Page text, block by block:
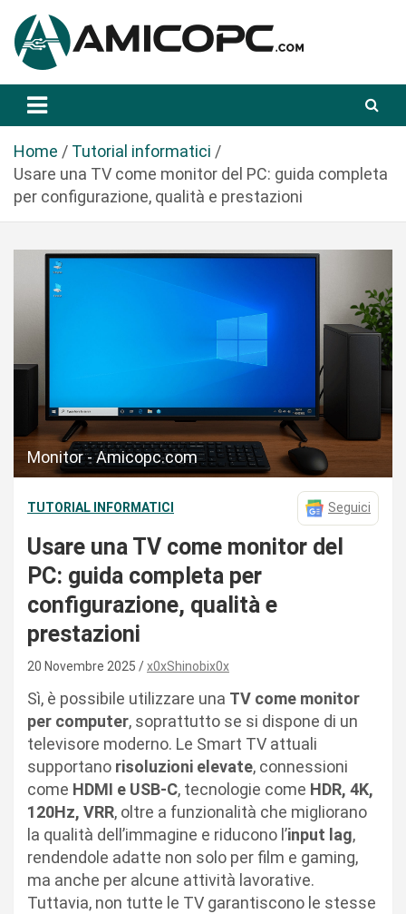
a
Amicopc.com
Home
Tutorial informatici
Usare una TV come monitor del PC: guida completa
per configurazione, qualità e prestazioni
Monitor - Amicopc.com
TUTORIAL INFORMATICI Seguici
Usare una TV come monitor del
PC: guida completa per
configurazione, qualità e
prestazioni
20 Novembre 2025 x0xShinobix0x
Sì, è possibile utilizzare una TV come monitor
per computer, soprattutto se si dispone di un
televisore moderno. Le Smart TV attuali
supportano risoluzioni elevate, connessioni
come HDMI e USB-C, tecnologie come HDR, 4K,
120Hz, VRR, oltre a funzionalità che migliorano
la qualità dell’immagine e riducono l’input lag,
rendendole adatte non solo per film e gaming,
ma anche per alcune attività lavorative.
Tuttavia, non tutte le TV garantiscono le stesse